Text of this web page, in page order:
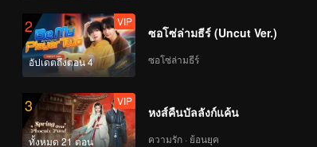
SENA | Focus Cam ส
เตจแรก CHUANG ASIA
HIKARI | Focus Cam ส
เตจแรก CHUANG ASIA
2
อัปเดตถึงตอน 4
VIP
ซอโซ่ล่ามธีร์ (Uncut Ver.)
ซอโซ่ล่ามธีร์
3
ทั้งหมด 21 ตอน
VIP
หงส์คืนบัลลังก์แค้น
ความรัก · ย้อนยุค